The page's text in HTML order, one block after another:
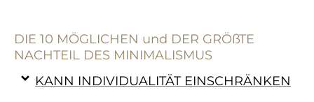
DIE 10 MÖGLICHEN und DER GRÖßTE
NACHTEIL DES MINIMALISMUS
KANN INDIVIDUALITÄT EINSCHRÄNKEN